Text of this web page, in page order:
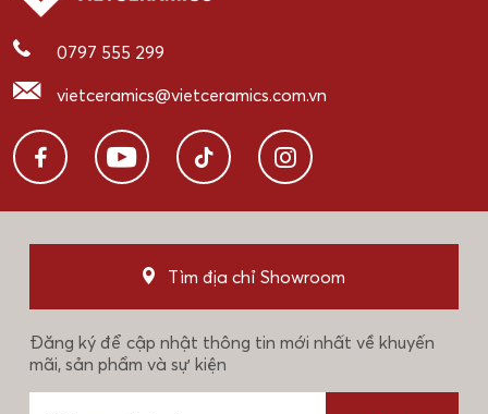
0797 555 299
vietceramics@vietceramics.com.vn
Tìm địa chỉ Showroom
Đăng ký để cập nhật thông tin mới nhất về khuyến
mãi, sản phẩm và sự kiện